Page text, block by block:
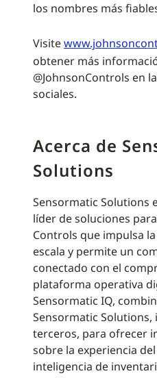
los nombres más
Visite
obtener más
@JohnsonControls en
sociales.
Acerca de
Solutions
Sensormatic Solutions
líder de soluciones
Controls que impulsa
escala y permite un
conectado con el
plataforma operativa
Sensormatic IQ,
Sensormatic
terceros, para ofrecer
sobre la experiencia
inteligencia de